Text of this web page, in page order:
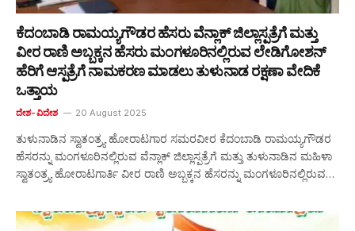
ಕೆದಂಬಾಡಿ ರಾಮಯ್ಯಗೌಡರ ಹೆಸರು ವೆನ್ಲಾಕ್ ಜಿಲ್ಲಾಸ್ಪತ್ರೆಗೆ ಮತ್ತು
ವೀರ ರಾಣಿ ಅಬ್ಬಕ್ಕನ ಹೆಸರು ಮಂಗಳೂರಿನಲ್ಲಿರುವ ಲೇಡಿಗೋಶನ್
ಹೆರಿಗೆ ಆಸ್ಪತ್ರೆಗೆ ನಾಮಕರಣ ಮಾಡಲು ತುಳುನಾಡ ರಕ್ಷಣಾ ವೇದಿಕೆ
ಒತ್ತಾಯ
ದೇಶ-ವಿದೇಶ 20 August 2025
ತುಳುನಾಡಿನ ಸ್ವಾತಂತ್ರ್ಯ ಹೋರಾಟಗಾರ ಸಮರವೀರ ಕೆದಂಬಾಡಿ ರಾಮಯ್ಯಗೌಡರ
ಹೆಸರನ್ನು ಮಂಗಳೂರಿನಲ್ಲಿರುವ ವೆನ್ಲಾಕ್ ಜಿಲ್ಲಾಸ್ಪತ್ರೆಗೆ ಮತ್ತು ತುಳುನಾಡಿನ ಮಹಿಳಾ
ಸ್ವಾತಂತ್ರ್ಯ ಹೋರಾಟಗಾರ್ತಿ ವೀರ ರಾಣಿ ಅಬ್ಬಕ್ಕನ ಹೆಸರನ್ನು ಮಂಗಳೂರಿನಲ್ಲಿರುವ…